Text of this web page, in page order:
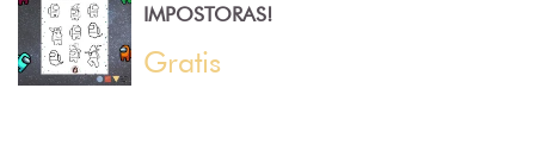
IMPOSTORAS!
Gratis